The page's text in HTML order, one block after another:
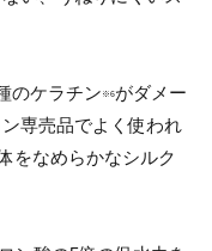
のケラチン ※6がダメー
専売品でよく使われ
をなめらかなシルク